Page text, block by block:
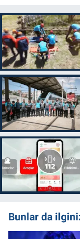
Bunlar da